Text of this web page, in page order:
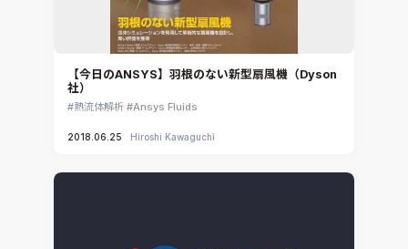
【今日のANSYS】羽根のない新型扇風機（Dyson
社）
熱流体解析 Ansys Fluids
2018.06.25 Hiroshi Kawaguchi